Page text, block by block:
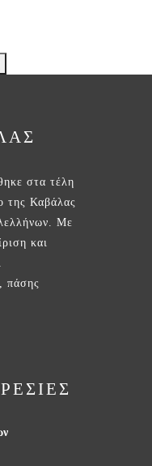
στα τέλη
της Καβάλας
Με
και
πάσης